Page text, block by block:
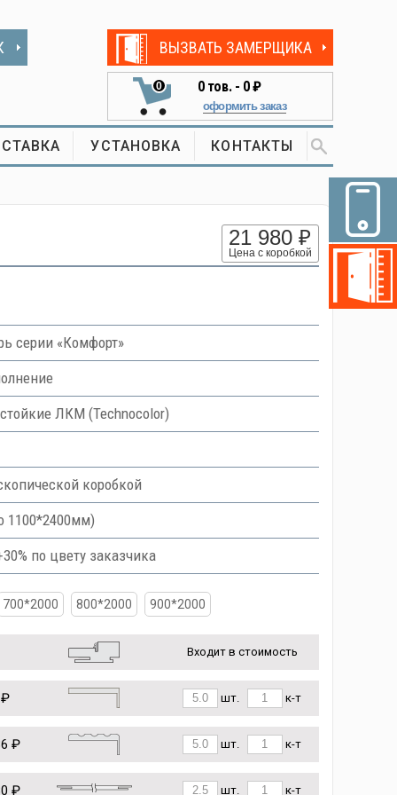
ВЫЗВАТЬ ЗАМЕРЩИКА
0 0тов. - 0 ₽
оформить заказ
УСТАНОВКА КОНТАКТЫ
21 980 ₽
Цена с коробкой
серии «Комфорт»
ЛКМ (Technocolor)
коробкой
1100*2400мм)
по цвету заказчика
700*2000 800*2000 900*2000
Входит в стоимость
шт. к-т
₽ шт. к-т
₽ шт. к-т